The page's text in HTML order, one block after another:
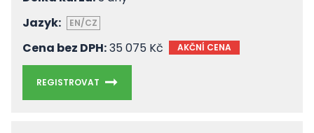
Jazyk:
EN/CZ
Cena bez DPH:35 075 Kč AKČNÍ CENA
REGISTROVAT